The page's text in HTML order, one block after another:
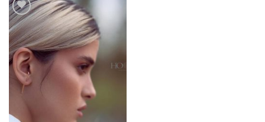
افزودن
به
علاقه
مندی
ها